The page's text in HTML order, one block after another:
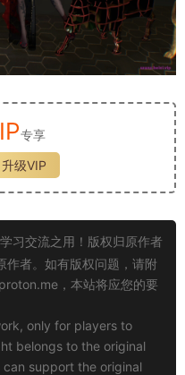
专享
升级VIP
习交流之用！版权归原作者
作者。如有版权问题，请附
，本站将应您的要
only for players to
belongs to the original
support the original